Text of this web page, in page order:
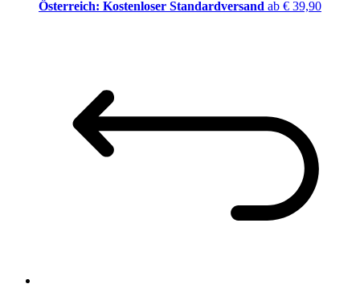
Österreich: Kostenloser Standardversand ab € 39,90